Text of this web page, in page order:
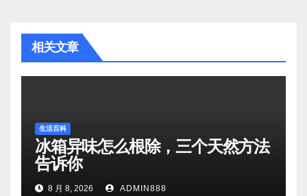
相关文章
生活百科
冰箱异味怎么根除，三个天然方法
告诉你
8 月 8, 2026 ADMIN888